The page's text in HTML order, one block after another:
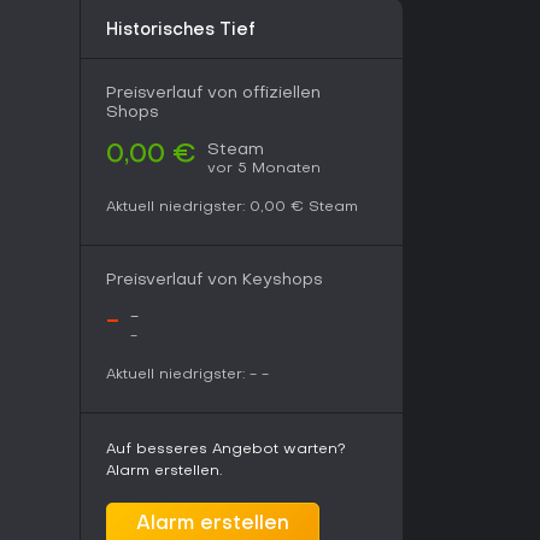
Gameplay und kurzen, packenden Runden
Historisches Tief
Preisverlauf von offiziellen
Shops
0,00 € Steam
vor 5 Monaten
Aktuell niedrigster: 0,00 € Steam
Preisverlauf von Keyshops
- -
-
Aktuell niedrigster: - -
Auf besseres Angebot warten?
Alarm erstellen.
Alarm erstellen